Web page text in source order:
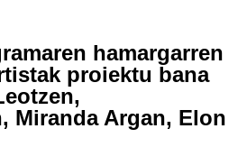
hamargarren
proiektu bana
Miranda Argan, Elon